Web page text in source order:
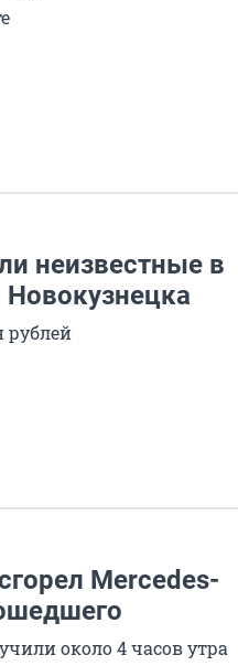
неизвестные в
Новокузнецка
рублей
Mercedes-
около 4 часов утра